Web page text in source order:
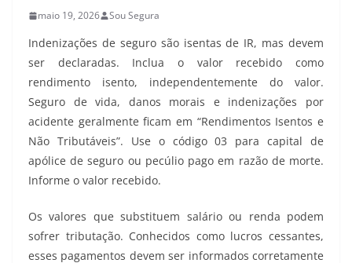
maio 19, 2026 Sou Segura
Indenizações de seguro são isentas de IR, mas devem
ser declaradas. Inclua o valor recebido como
rendimento isento, independentemente do valor.
Seguro de vida, danos morais e indenizações por
acidente geralmente ficam em “Rendimentos Isentos e
Não Tributáveis”. Use o código 03 para capital de
apólice de seguro ou pecúlio pago em razão de morte.
Informe o valor recebido.
Os valores que substituem salário ou renda podem
sofrer tributação. Conhecidos como lucros cessantes,
esses pagamentos devem ser informados corretamente